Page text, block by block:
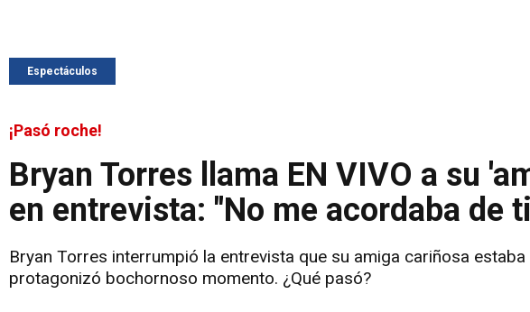
Espectáculos
¡Pasó roche!
Bryan Torres llama EN VIVO a su
en entrevista: "No me acordaba de
Bryan Torres interrumpió la entrevista que su amiga cariñosa
protagonizó bochornoso momento. ¿Qué pasó?